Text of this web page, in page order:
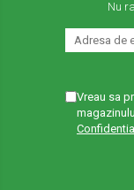
STAREA
RECOMANDĂRI
ULTERIOARĂ.
Serviciul de
condiționat este
din interiorul
a sistemului. Este
asigura un climat
Nu
Vreau sa